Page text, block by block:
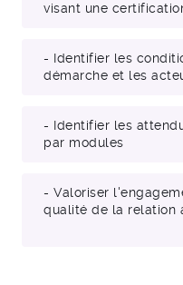
visant une
- Identifier les
démarche et les
- Identifier les
par modules
- Valoriser
qualité de la relation